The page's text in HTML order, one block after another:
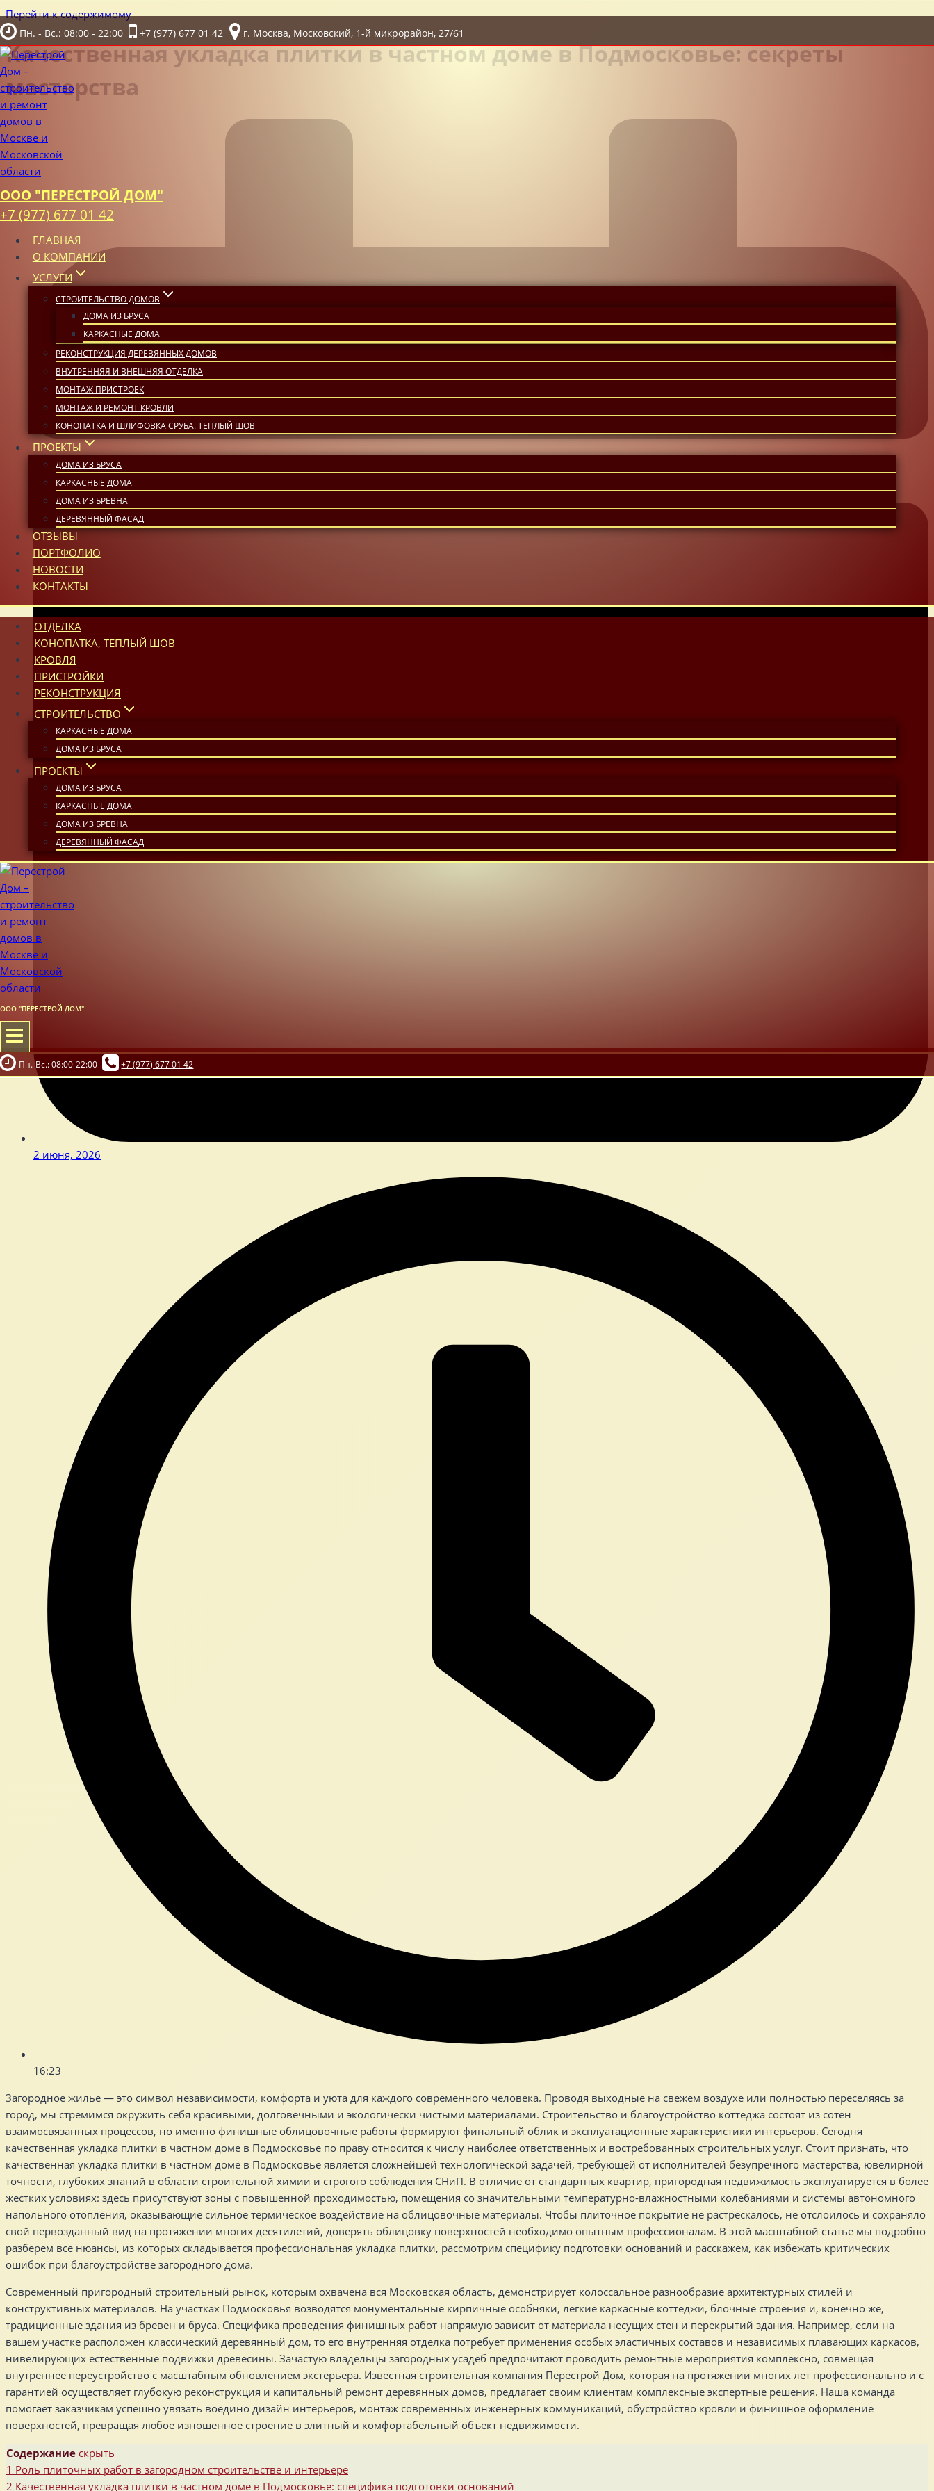
Перейти к содержимому
Пн. - Вс.: 08:00 - 22:00 +7 (977) 677 01 42 г. Москва, Московский, 1-й микрорайон, 27/61
ООО "ПЕРЕСТРОЙ ДОМ"
+7 (977) 677 01 42
ГЛАВНАЯ
О КОМПАНИИ
УСЛУГИ
СТРОИТЕЛЬСТВО ДОМОВ
ДОМА ИЗ БРУСА
КАРКАСНЫЕ ДОМА
РЕКОНСТРУКЦИЯ ДЕРЕВЯННЫХ ДОМОВ
ВНУТРЕННЯЯ И ВНЕШНЯЯ ОТДЕЛКА
МОНТАЖ ПРИСТРОЕК
МОНТАЖ И РЕМОНТ КРОВЛИ
КОНОПАТКА И ШЛИФОВКА СРУБА. ТЕПЛЫЙ ШОВ
ПРОЕКТЫ
ДОМА ИЗ БРУСА
КАРКАСНЫЕ ДОМА
ДОМА ИЗ БРЕВНА
ДЕРЕВЯННЫЙ ФАСАД
ОТЗЫВЫ
ПОРТФОЛИО
НОВОСТИ
КОНТАКТЫ
ОТДЕЛКА
КОНОПАТКА, ТЕПЛЫЙ ШОВ
КРОВЛЯ
ПРИСТРОЙКИ
РЕКОНСТРУКЦИЯ
СТРОИТЕЛЬСТВО
КАРКАСНЫЕ ДОМА
ДОМА ИЗ БРУСА
ПРОЕКТЫ
ДОМА ИЗ БРУСА
КАРКАСНЫЕ ДОМА
ДОМА ИЗ БРЕВНА
ДЕРЕВЯННЫЙ ФАСАД
ООО "ПЕРЕСТРОЙ ДОМ"
Пн.-Вс.: 08:00-22:00 +7 (977) 677 01 42
Качественная укладка плитки в частном доме в Подмосковье: секреты
мастерства
2 июня, 2026
16:23
Загородное жилье — это символ независимости, комфорта и уюта для каждого современного человека. Проводя выходные на свежем воздухе или полностью переселяясь за
город, мы стремимся окружить себя красивыми, долговечными и экологически чистыми материалами. Строительство и благоустройство коттеджа состоят из сотен
взаимосвязанных процессов, но именно финишные облицовочные работы формируют финальный облик и эксплуатационные характеристики интерьеров. Сегодня
качественная укладка плитки в частном доме в Подмосковье по праву относится к числу наиболее ответственных и востребованных строительных услуг. Стоит признать, что
качественная укладка плитки в частном доме в Подмосковье является сложнейшей технологической задачей, требующей от исполнителей безупречного мастерства, ювелирной
точности, глубоких знаний в области строительной химии и строгого соблюдения СНиП. В отличие от стандартных квартир, пригородная недвижимость эксплуатируется в более
жестких условиях: здесь присутствуют зоны с повышенной проходимостью, помещения со значительными температурно-влажностными колебаниями и системы автономного
напольного отопления, оказывающие сильное термическое воздействие на облицовочные материалы. Чтобы плиточное покрытие не растрескалось, не отслоилось и сохраняло
свой первозданный вид на протяжении многих десятилетий, доверять облицовку поверхностей необходимо опытным профессионалам. В этой масштабной статье мы подробно
разберем все нюансы, из которых складывается профессиональная укладка плитки, рассмотрим специфику подготовки оснований и расскажем, как избежать критических
ошибок при благоустройстве загородного дома.
Современный пригородный строительный рынок, которым охвачена вся Московская область, демонстрирует колоссальное разнообразие архитектурных стилей и
конструктивных материалов. На участках Подмосковья возводятся монументальные кирпичные особняки, легкие каркасные коттеджи, блочные строения и, конечно же,
традиционные здания из бревен и бруса. Специфика проведения финишных работ напрямую зависит от материала несущих стен и перекрытий здания. Например, если на
вашем участке расположен классический деревянный дом, то его внутренняя отделка потребует применения особых эластичных составов и независимых плавающих каркасов,
нивелирующих естественные подвижки древесины. Зачастую владельцы загородных усадеб предпочитают проводить ремонтные мероприятия комплексно, совмещая
внутреннее переустройство с масштабным обновлением экстерьера. Известная строительная компания Перестрой Дом, которая на протяжении многих лет профессионально и с
гарантией осуществляет глубокую реконструкция и капитальный ремонт деревянных домов, предлагает своим клиентам комплексные экспертные решения. Наша команда
помогает заказчикам успешно увязать воедино дизайн интерьеров, монтаж современных инженерных коммуникаций, обустройство кровли и финишное оформление
поверхностей, превращая любое изношенное строение в элитный и комфортабельный объект недвижимости.
Содержание скрыть
1 Роль плиточных работ в загородном строительстве и интерьере
2 Качественная укладка плитки в частном доме в Подмосковье: специфика подготовки оснований